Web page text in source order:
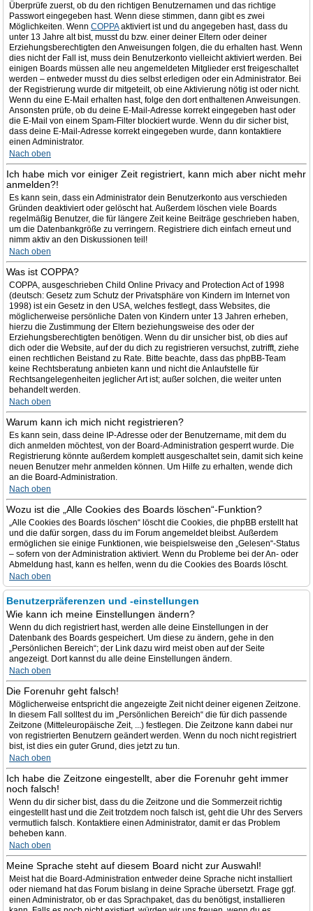
Überprüfe zuerst, ob du den richtigen Benutzernamen und das richtige
Passwort eingegeben hast. Wenn diese stimmen, dann gibt es zwei
Möglichkeiten. Wenn COPPAaktiviert ist und du angegeben hast, dass du
unter 13 Jahre alt bist, musst du bzw. einer deiner Eltern oder deiner
Erziehungsberechtigten den Anweisungen folgen, die du erhalten hast. Wenn
dies nicht der Fall ist, muss dein Benutzerkonto vielleicht aktiviert werden. Bei
einigen Boards müssen alle neu angemeldeten Mitglieder erst freigeschaltet
werden – entweder musst du dies selbst erledigen oder ein Administrator. Bei
der Registrierung wurde dir mitgeteilt, ob eine Aktivierung nötig ist oder nicht.
Wenn du eine E-Mail erhalten hast, folge den dort enthaltenen Anweisungen.
Ansonsten prüfe, ob du deine E-Mail-Adresse korrekt eingegeben hast oder
die E-Mail von einem Spam-Filter blockiert wurde. Wenn du dir sicher bist,
dass deine E-Mail-Adresse korrekt eingegeben wurde, dann kontaktiere
einen Administrator.
Nach oben
Ich habe mich vor einiger Zeit registriert, kann mich aber nicht mehr
anmelden?!
Es kann sein, dass ein Administrator dein Benutzerkonto aus verschieden
Gründen deaktiviert oder gelöscht hat. Außerdem löschen viele Boards
regelmäßig Benutzer, die für längere Zeit keine Beiträge geschrieben haben,
um die Datenbankgröße zu verringern. Registriere dich einfach erneut und
nimm aktiv an den Diskussionen teil!
Nach oben
Was ist COPPA?
COPPA, ausgeschrieben Child Online Privacy and Protection Act of 1998
(deutsch: Gesetz zum Schutz der Privatsphäre von Kindern im Internet von
1998) ist ein Gesetz in den USA, welches festlegt, dass Websites, die
möglicherweise persönliche Daten von Kindern unter 13 Jahren erheben,
hierzu die Zustimmung der Eltern beziehungsweise des oder der
Erziehungsberechtigten benötigen. Wenn du dir unsicher bist, ob dies auf
dich oder die Website, auf der du dich zu registrieren versuchst, zutrifft, ziehe
einen rechtlichen Beistand zu Rate. Bitte beachte, dass das phpBB-Team
keine Rechtsberatung anbieten kann und nicht die Anlaufstelle für
Rechtsangelegenheiten jeglicher Art ist; außer solchen, die weiter unten
behandelt werden.
Nach oben
Warum kann ich mich nicht registrieren?
Es kann sein, dass deine IP-Adresse oder der Benutzername, mit dem du
dich anmelden möchtest, von der Board-Administration gesperrt wurde. Die
Registrierung könnte außerdem komplett ausgeschaltet sein, damit sich keine
neuen Benutzer mehr anmelden können. Um Hilfe zu erhalten, wende dich
an die Board-Administration.
Nach oben
Wozu ist die „Alle Cookies des Boards löschen“-Funktion?
„Alle Cookies des Boards löschen“ löscht die Cookies, die phpBB erstellt hat
und die dafür sorgen, dass du im Forum angemeldet bleibst. Außerdem
ermöglichen sie einige Funktionen, wie beispielsweise den „Gelesen“-Status
– sofern von der Administration aktiviert. Wenn du Probleme bei der An- oder
Abmeldung hast, kann es helfen, wenn du die Cookies des Boards löscht.
Nach oben
Benutzerpräferenzen und -einstellungen
Wie kann ich meine Einstellungen ändern?
Wenn du dich registriert hast, werden alle deine Einstellungen in der
Datenbank des Boards gespeichert. Um diese zu ändern, gehe in den
„Persönlichen Bereich“; der Link dazu wird meist oben auf der Seite
angezeigt. Dort kannst du alle deine Einstellungen ändern.
Nach oben
Die Forenuhr geht falsch!
Möglicherweise entspricht die angezeigte Zeit nicht deiner eigenen Zeitzone.
In diesem Fall solltest du im „Persönlichen Bereich“ die für dich passende
Zeitzone (Mitteleuropäische Zeit, ...) festlegen. Die Zeitzone kann dabei nur
von registrierten Benutzern geändert werden. Wenn du noch nicht registriert
bist, ist dies ein guter Grund, dies jetzt zu tun.
Nach oben
Ich habe die Zeitzone eingestellt, aber die Forenuhr geht immer
noch falsch!
Wenn du dir sicher bist, dass du die Zeitzone und die Sommerzeit richtig
eingestellt hast und die Zeit trotzdem noch falsch ist, geht die Uhr des Servers
vermutlich falsch. Kontaktiere einen Administrator, damit er das Problem
beheben kann.
Nach oben
Meine Sprache steht auf diesem Board nicht zur Auswahl!
Meist hat die Board-Administration entweder deine Sprache nicht installiert
oder niemand hat das Forum bislang in deine Sprache übersetzt. Frage ggf.
einen Administrator, ob er das Sprachpaket, das du benötigst, installieren